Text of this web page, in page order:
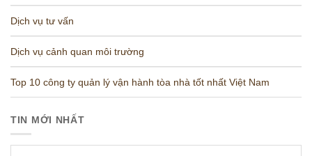
Dịch vụ tư vấn
Dịch vụ cảnh quan môi trường
Top 10 công ty quản lý vận hành tòa nhà tốt nhất Việt Nam
TIN MỚI NHẤT